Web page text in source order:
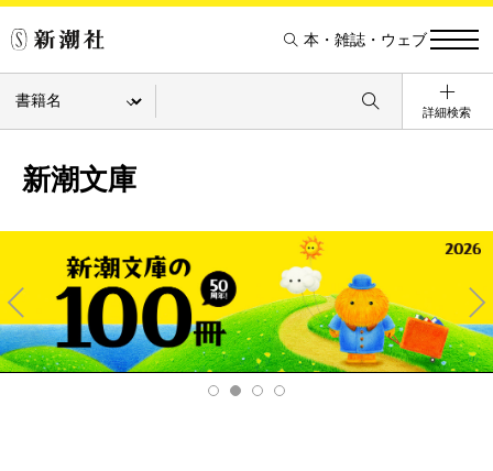
本・雑誌・ウェブ
詳細検索
新潮文庫
Pre
v
Ne
xt